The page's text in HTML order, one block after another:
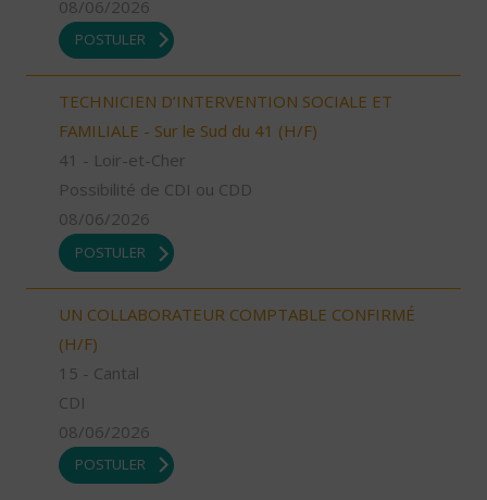
08/06/2026
POSTULER
TECHNICIEN D’INTERVENTION SOCIALE ET
FAMILIALE - Sur le Sud du 41 (H/F)
41 - Loir-et-Cher
Possibilité de CDI ou CDD
08/06/2026
POSTULER
UN COLLABORATEUR COMPTABLE CONFIRMÉ
(H/F)
15 - Cantal
CDI
08/06/2026
POSTULER